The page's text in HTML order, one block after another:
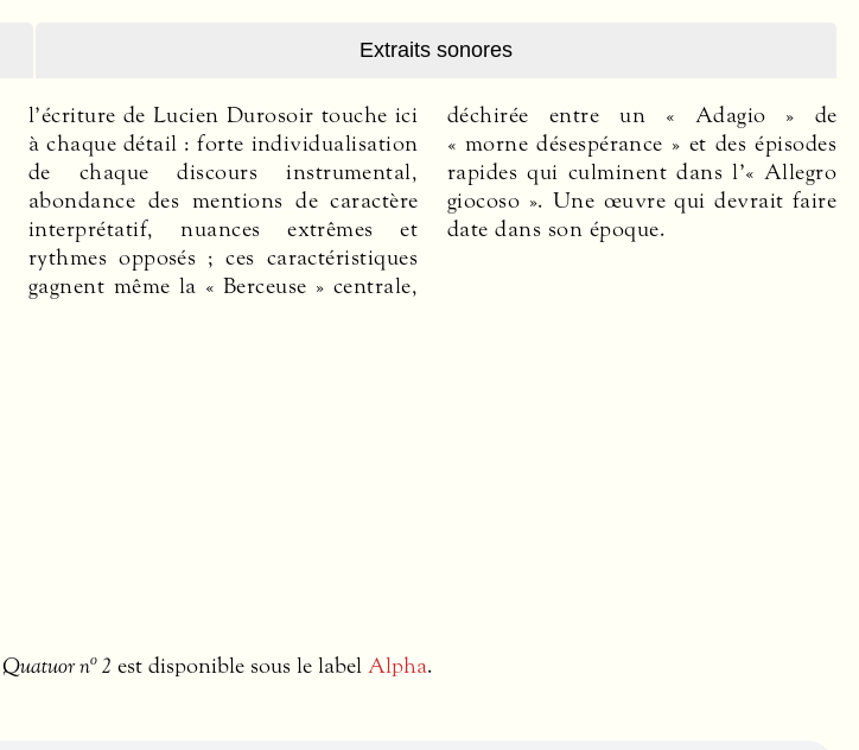
Extraits sonores
date dans son époque.
Quatuor no 2 est disponible sous le label Alpha.